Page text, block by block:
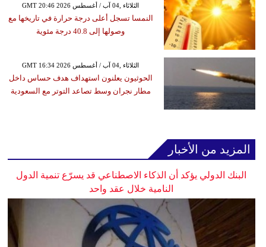
GMT 20:46 2026 الثلاثاء ,04 آب / أغسطس
النمسا تسجل أعلى درجة حرارة في تاريخها مع
وصولها إلى 40.8 درجة مئوية
GMT 16:34 2026 الثلاثاء ,04 آب / أغسطس
الحوثيون يعلنون استهداف هدف حساس داخل
مطار نجران وسط تصاعد التوتر مع السعودية
المزيد من الأخبار
البنك الدولي يؤكد أن الذكاء الاصطناعي قد يسرّع تنمية الدول
النامية خلال عقد واحد